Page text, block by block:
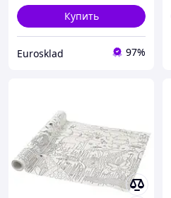
Купить
Eurosklad 97%